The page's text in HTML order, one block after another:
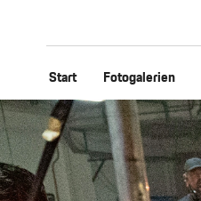
Start Fotogalerien